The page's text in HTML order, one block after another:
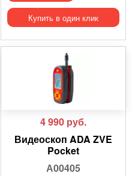
Купить в один клик
4 990 руб.
Видеоскоп ADA ZVE
Pocket
А00405